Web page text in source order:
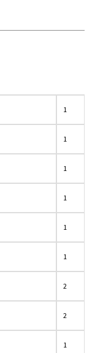
1
1
1
1
1
1
2
2
1